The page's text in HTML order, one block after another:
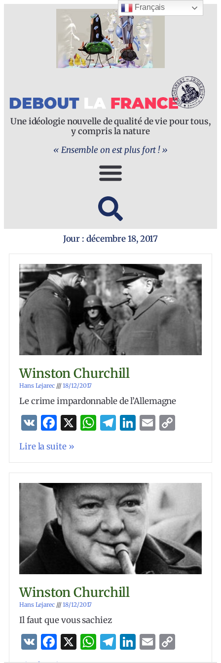
Une idéologie nouvelle de qualité de vie pour tous,
y compris la nature
« Ensemble on est plus fort ! »
Jour : décembre 18, 2017
Winston Churchill
Hans Lejarec 18/12/2017
Le crime impardonnable de l’Allemagne
VK Facebook
X WhatsApp
Telegram
LinkedIn
Email
Lire la suite »
Winston Churchill
Hans Lejarec 18/12/2017
Il faut que vous sachiez
VK Facebook
X WhatsApp
Telegram
LinkedIn
Email
Link
Français